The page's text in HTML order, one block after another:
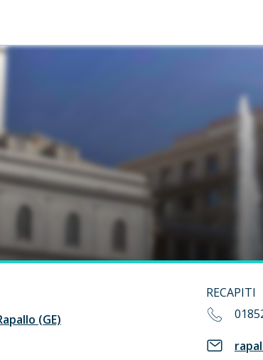
(GE)
RECAPITI